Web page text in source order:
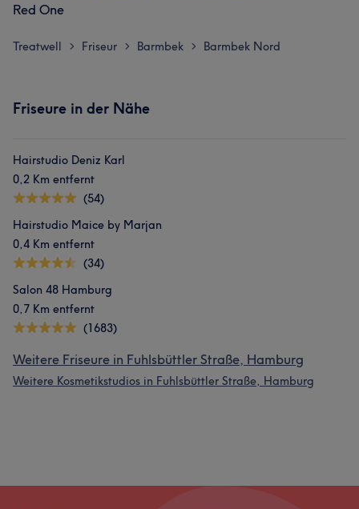
Red One
Treatwell > Friseur > Barmbek > Barmbek Nord
Friseure in der Nähe
Hairstudio Deniz Karl
0,2 Km entfernt
(54)
Hairstudio Maice by Marjan
0,4 Km entfernt
(34)
Salon 48 Hamburg
0,7 Km entfernt
(1683)
Weitere Friseure in Fuhlsbüttler Straße, Hamburg
Weitere Kosmetikstudios in Fuhlsbüttler Straße, Hamburg